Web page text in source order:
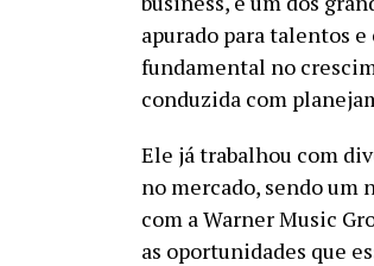
apurado para talentos
fundamental no
conduzida com
Ele já trabalhou com
no mercado, sendo um
com a Warner Music
as oportunidades que